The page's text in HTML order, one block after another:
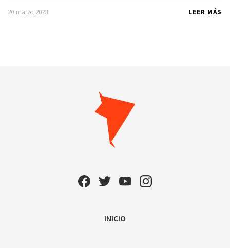
20 marzo, 2023 LEER MÁS
INICIO